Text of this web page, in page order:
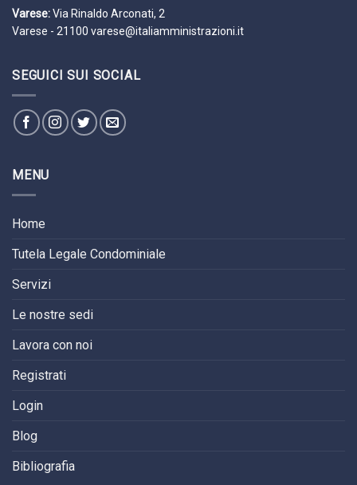
Varese:Via Rinaldo Arconati, 2
Varese - 21100 varese@italiamministrazioni.it
SEGUICI SUI SOCIAL
MENU
Home
Tutela Legale Condominiale
Servizi
Le nostre sedi
Lavora con noi
Registrati
Login
Blog
Bibliografia